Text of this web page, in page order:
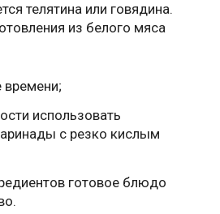
телятина или говядина.
из белого мяса
времени;
использовать
с резко кислым
готовое блюдо